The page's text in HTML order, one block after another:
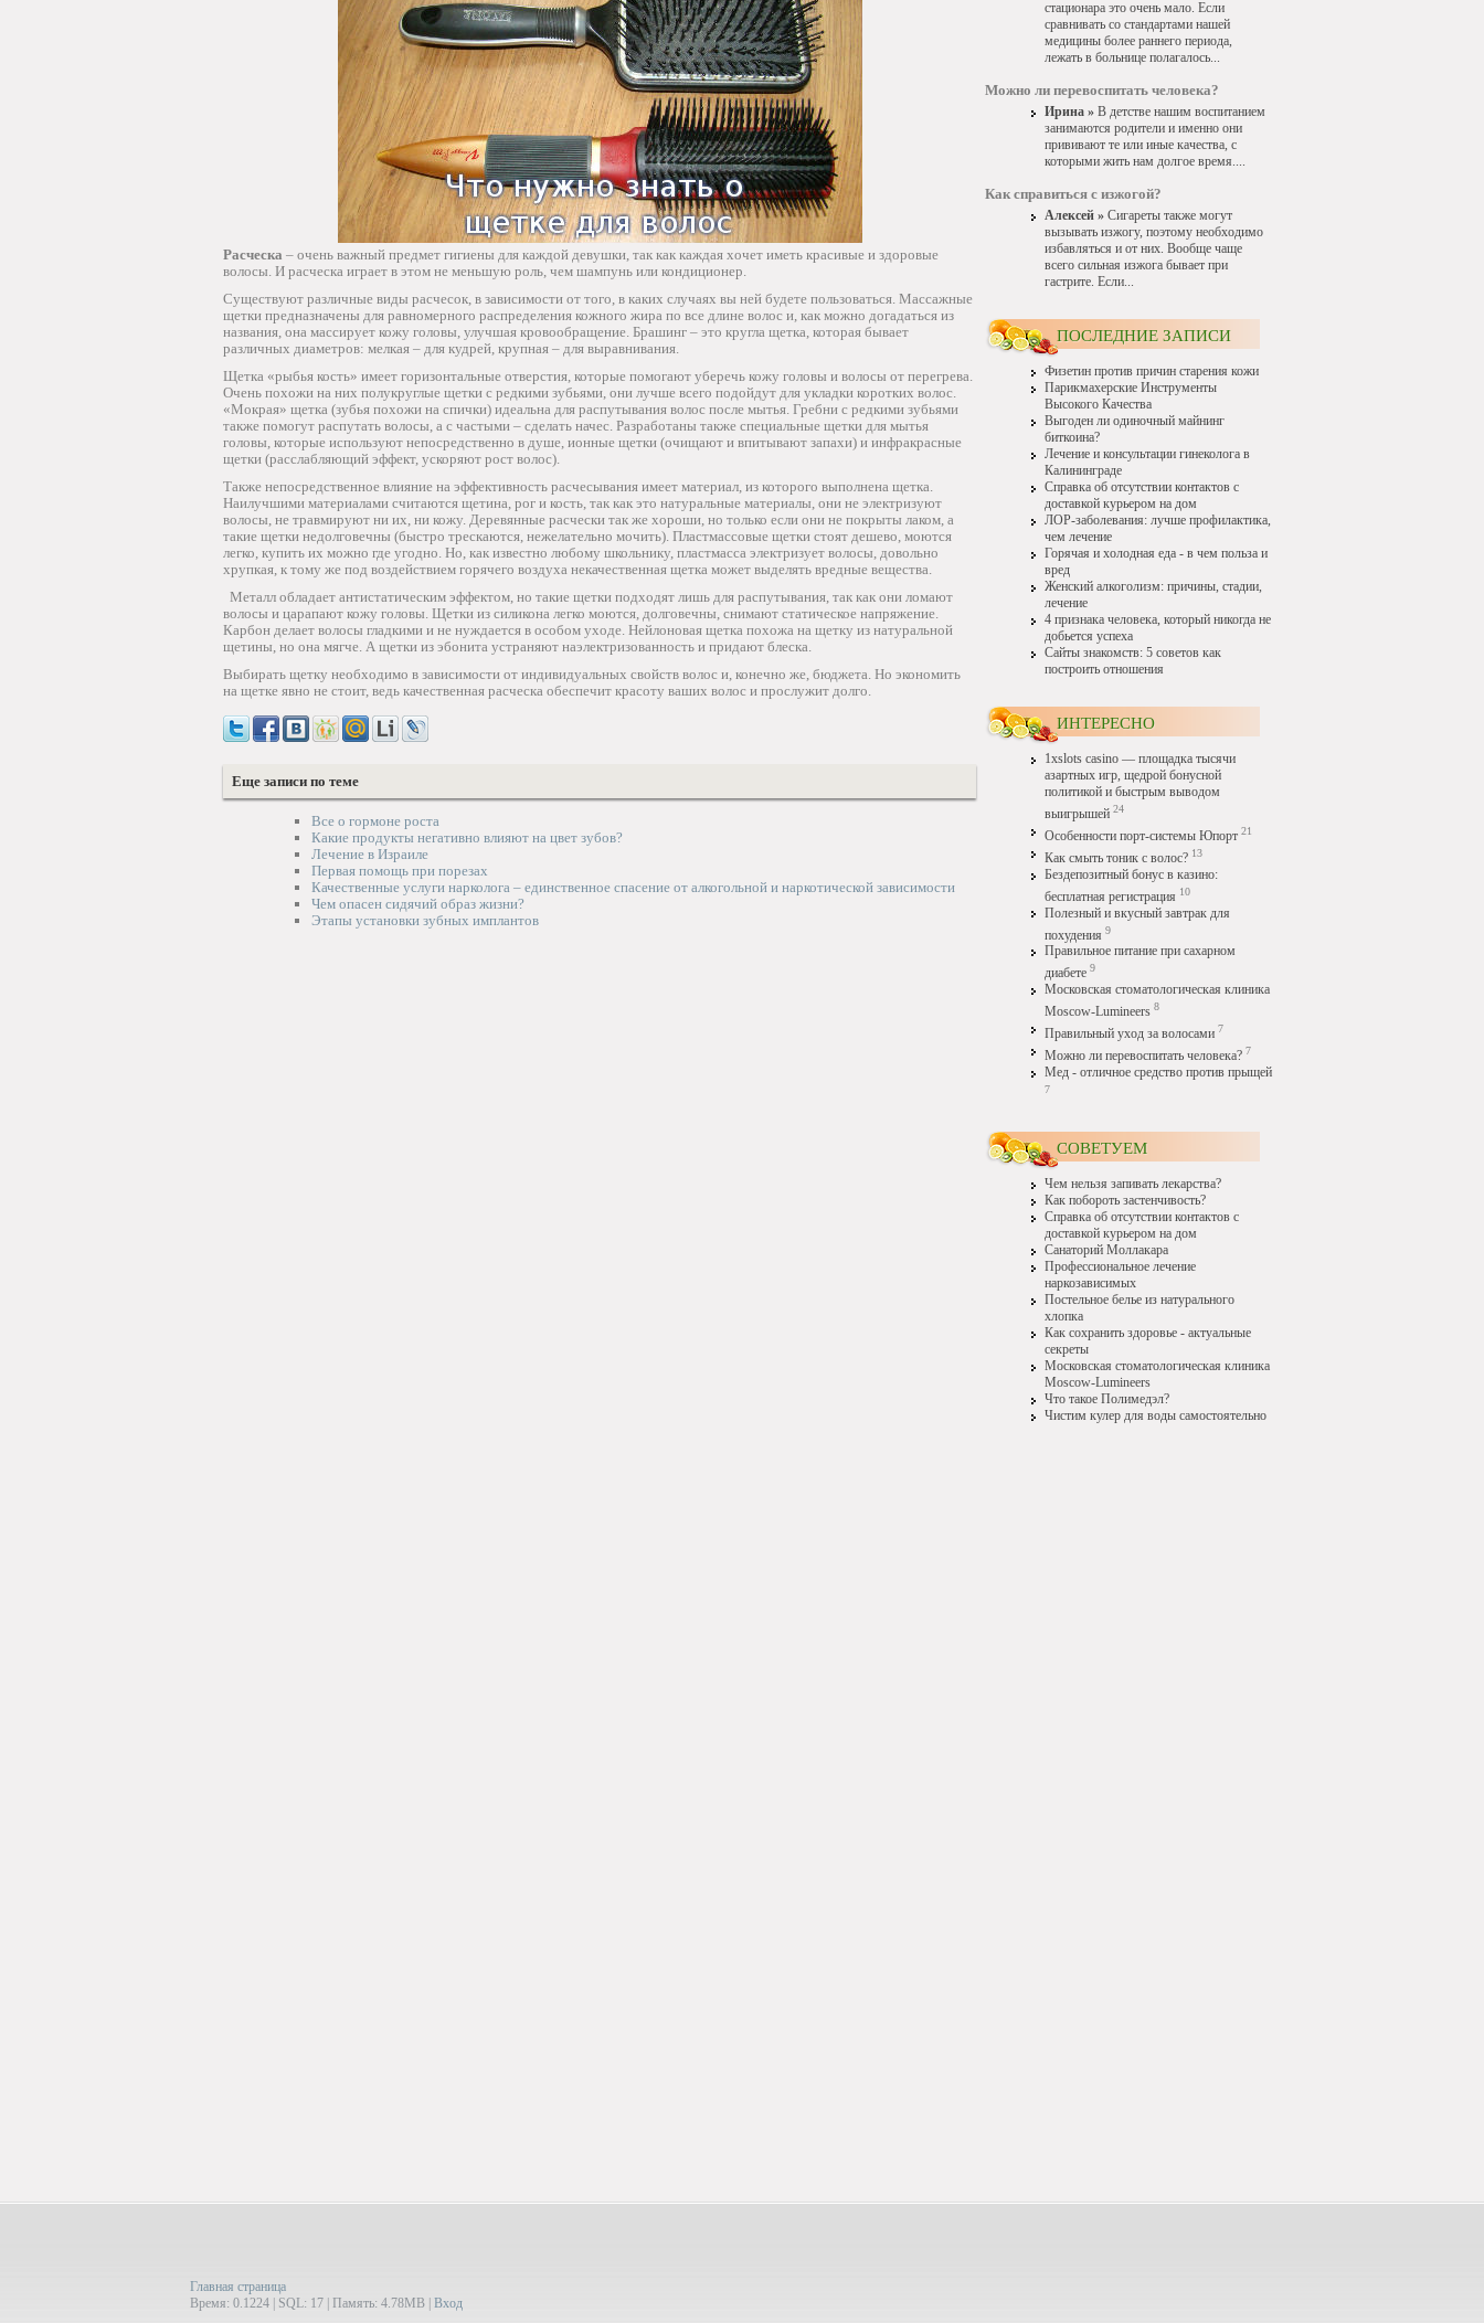
Расческа – очень важный предмет гигиены для каждой девушки, так как каждая хочет иметь красивые и здоровые
волосы. И расческа играет в этом не меньшую роль, чем шампунь или кондиционер.
Существуют различные виды расчесок, в зависимости от того, в каких случаях вы ней будете пользоваться. Массажные
щетки предназначены для равномерного распределения кожного жира по все длине волос и, как можно догадаться из
названия, она массирует кожу головы, улучшая кровообращение. Брашинг – это кругла щетка, которая бывает
различных диаметров: мелкая – для кудрей, крупная – для выравнивания.
Щетка «рыбья кость» имеет горизонтальные отверстия, которые помогают уберечь кожу головы и волосы от перегрева.
Очень похожи на них полукруглые щетки с редкими зубьями, они лучше всего подойдут для укладки коротких волос.
«Мокрая» щетка (зубья похожи на спички) идеальна для распутывания волос после мытья. Гребни с редкими зубьями
также помогут распутать волосы, а с частыми – сделать начес. Разработаны также специальные щетки для мытья
головы, которые используют непосредственно в душе, ионные щетки (очищают и впитывают запахи) и инфракрасные
щетки (расслабляющий эффект, ускоряют рост волос).
Также непосредственное влияние на эффективность расчесывания имеет материал, из которого выполнена щетка.
Наилучшими материалами считаются щетина, рог и кость, так как это натуральные материалы, они не электризуют
волосы, не травмируют ни их, ни кожу. Деревянные расчески так же хороши, но только если они не покрыты лаком, а
такие щетки недолговечны (быстро трескаются, нежелательно мочить). Пластмассовые щетки стоят дешево, моются
легко, купить их можно где угодно. Но, как известно любому школьнику, пластмасса электризует волосы, довольно
хрупкая, к тому же под воздействием горячего воздуха некачественная щетка может выделять вредные вещества.
Металл обладает антистатическим эффектом, но такие щетки подходят лишь для распутывания, так как они ломают
волосы и царапают кожу головы. Щетки из силикона легко моются, долговечны, снимают статическое напряжение.
Карбон делает волосы гладкими и не нуждается в особом уходе. Нейлоновая щетка похожа на щетку из натуральной
щетины, но она мягче. А щетки из эбонита устраняют наэлектризованность и придают блеска.
Выбирать щетку необходимо в зависимости от индивидуальных свойств волос и, конечно же, бюджета. Но экономить
на щетке явно не стоит, ведь качественная расческа обеспечит красоту ваших волос и прослужит долго.
Еще записи по теме
Все о гормоне роста
Какие продукты негативно влияют на цвет зубов?
Лечение в Израиле
Первая помощь при порезах
Качественные услуги нарколога – единственное спасение от алкогольной и наркотической зависимости
Чем опасен сидячий образ жизни?
Этапы установки зубных имплантов
стационара это очень мало. Если
сравнивать со стандартами нашей
медицины более раннего периода,
лежать в больнице полагалось...
Можно ли перевоспитать человека?
Ирина » В детстве нашим воспитанием
занимаются родители и именно они
прививают те или иные качества, с
которыми жить нам долгое время....
Как справиться с изжогой?
Алексей » Сигареты также могут
вызывать изжогу, поэтому необходимо
избавляться и от них. Вообще чаще
всего сильная изжога бывает при
гастрите. Если...
ПОСЛЕДНИЕ ЗАПИСИ
Физетин против причин старения кожи
Парикмахерские Инструменты
Высокого Качества
Выгоден ли одиночный майнинг
биткоина?
Лечение и консультации гинеколога в
Калининграде
Справка об отсутствии контактов с
доставкой курьером на дом
ЛОР-заболевания: лучше профилактика,
чем лечение
Горячая и холодная еда - в чем польза и
вред
Женский алкоголизм: причины, стадии,
лечение
4 признака человека, который никогда не
добьется успеха
Сайты знакомств: 5 советов как
построить отношения
ИНТЕРЕСНО
1xslots casino — площадка тысячи
азартных игр, щедрой бонусной
политикой и быстрым выводом
выигрышей 24
Особенности порт-системы Юпорт 21
Как смыть тоник с волос? 13
Бездепозитный бонус в казино:
бесплатная регистрация 10
Полезный и вкусный завтрак для
похудения 9
Правильное питание при сахарном
диабете 9
Московская стоматологическая клиника
Moscow-Lumineers 8
Правильный уход за волосами 7
Можно ли перевоспитать человека? 7
Мед - отличное средство против прыщей
7
СОВЕТУЕМ
Чем нельзя запивать лекарства?
Как побороть застенчивость?
Справка об отсутствии контактов с
доставкой курьером на дом
Санаторий Моллакара
Профессиональное лечение
наркозависимых
Постельное белье из натурального
хлопка
Как сохранить здоровье - актуальные
секреты
Московская стоматологическая клиника
Moscow-Lumineers
Что такое Полимедэл?
Чистим кулер для воды самостоятельно
Главная страница
Время: 0.1224 | SQL: 17 | Память: 4.78MB Вход